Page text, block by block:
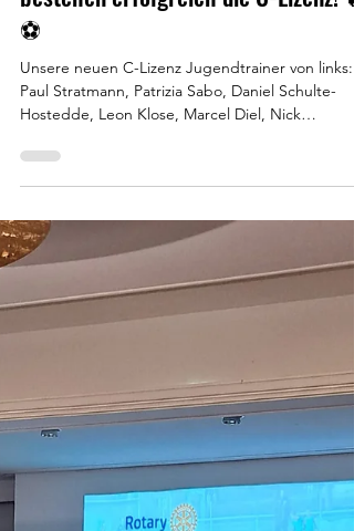
25. Juni 2025
Sechs unserer Jugendtrainer
bestehen erfolgreich die C-Lizenz! 🔥
⚽
Unsere neuen C-Lizenz Jugendtrainer von links:
Paul Stratmann, Patrizia Sabo, Daniel Schulte-
Hostedde, Leon Klose, Marcel Diel, Nick
Engbrecht Große Freude beim Geisecker SV
e.V. : Gleich sechs unserer Jugendtrainer haben
viel Leidenschaft! 💪 Herzlichen Glückwunsch an:
Paul Stratmann, Patrizia Sabo, Daniel Schulte-
Hostedde, Leon Klose, Marcel Diel und Nick
Engbrecht ! 👏👏👏 Die